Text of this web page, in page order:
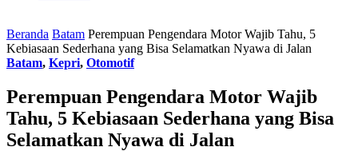
Beranda Batam Perempuan Pengendara Motor Wajib Tahu, 5
Kebiasaan Sederhana yang Bisa Selamatkan Nyawa di Jalan
Batam, Kepri, Otomotif
Perempuan Pengendara Motor Wajib
Tahu, 5 Kebiasaan Sederhana yang Bisa
Selamatkan Nyawa di Jalan